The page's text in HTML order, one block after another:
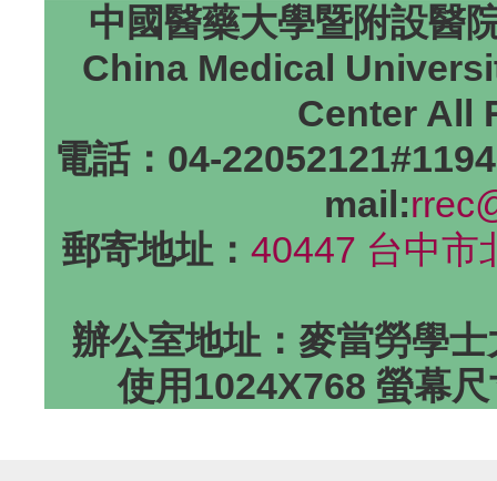
中國醫藥大學暨附設醫
China Medical
Center All
電話：04-
mail:
郵寄地址： 40447 台中市
辦公室地址：麥當勞學
使用1024X768 螢幕